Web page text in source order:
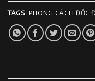
TAGS: PHONG CÁCH ĐỘC